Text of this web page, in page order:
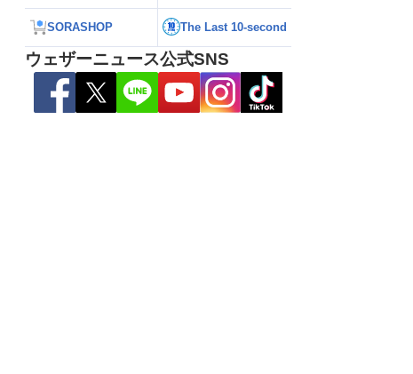
日22時更新）
の暴風・大雨のピークはいつまで続く？
（6日18時更新）
SORASHOP The Last 10-second
ウェザーニュース公式SNS